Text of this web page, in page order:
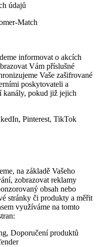
údajů
Match
informovat o akcích
Vám příslušné
Vaše zašifrované
poskytovateli a
kanály, pokud již jejich
Pinterest, TikTok
na základě Vašeho
zobrazovat reklamy
obsah nebo
stránky či produkty a měřit
využíváme na tomto
Doporučení produktů